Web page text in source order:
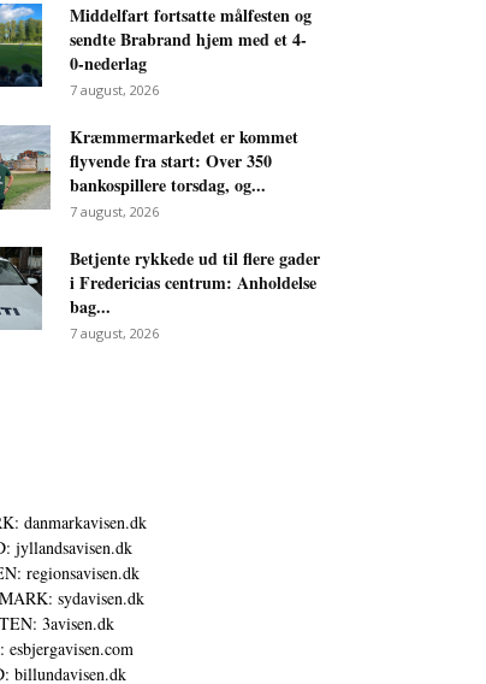
Middelfart fortsatte målfesten og
sendte Brabrand hjem med et 4-
0-nederlag
7 august, 2026
Kræmmermarkedet er kommet
flyvende fra start: Over 350
bankospillere torsdag, og...
7 august, 2026
Betjente rykkede ud til flere gader
i Fredericias centrum: Anholdelse
bag...
7 august, 2026
danmarkavisen.dk
jyllandsavisen.dk
regionsavisen.dk
sydavisen.dk
3avisen.dk
esbjergavisen.com
billundavisen.dk